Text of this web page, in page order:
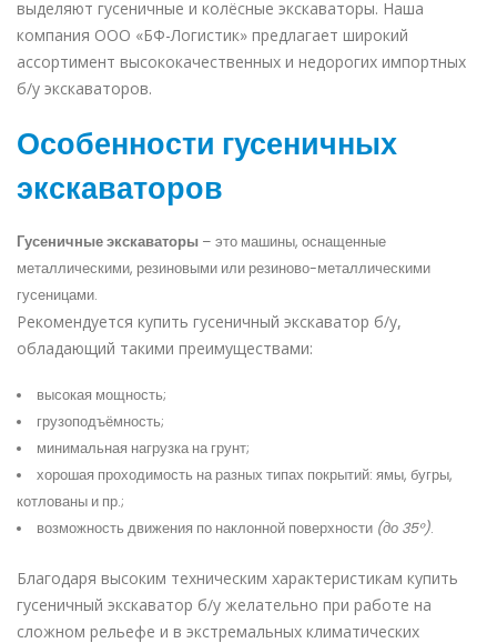
выделяют гусеничные и колёсные экскаваторы. Наша
компания ООО «БФ-Логистик» предлагает широкий
ассортимент высококачественных и недорогих импортных
б/у экскаваторов.
Особенности гусеничных
экскаваторов
Гусеничные экскаваторы – это машины, оснащенные
металлическими, резиновыми или резиново-металлическими
гусеницами.
Рекомендуется купить гусеничный экскаватор б/у,
обладающий такими преимуществами:
высокая мощность;
грузоподъёмность;
минимальная нагрузка на грунт;
хорошая проходимость на разных типах покрытий: ямы, бугры,
котлованы и пр.;
возможность движения по наклонной поверхности (до 35°).
Благодаря высоким техническим характеристикам купить
гусеничный экскаватор б/у желательно при работе на
сложном рельефе и в экстремальных климатических